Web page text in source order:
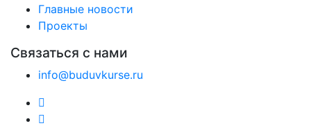
Главные новости
Проекты
Связаться с нами
info@buduvkurse.ru